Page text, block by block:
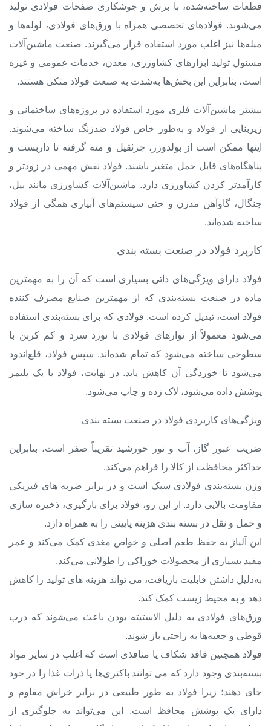
قطعات ساخته‌شده، با برش و جوشکاری صفحات فولادی تولید
می‌شوند. فولادهای تخصصی همراه با ورق‌های فولادی، لوله‌ها و
میله‌ها نیز اغلب مورد استفاده قرار می‌گیرند. صنعت ماشین‌آلات
مسئول تولید ابزارهای کشاورزی، معدن، خدمات عمومی و غیره
است، بنابراین این بخش‌ها به‌شدت به صنعت فولاد متکی هستند.
بیشتر ماشین‌آلات فلزی مورد استفاده در پروژه‌های ساختمانی و
زیربنایی از فولاد و به‌طور خاص فولاد ضدزنگ ساخته می‌شوند.
اینها ممکن است از بولدوزر، جرثقیل و مته گرفته تا داربست و
پناهگاه‌های قابل حمل متغیر باشند. فولاد نقش مهمی در زودتر و
کارآمدتر کردن کشاورزی دارد. ماشین‌آلات کشاورزی مانند بیل،
چنگال، گاوآهن مدرن و حتی سیستم‌های آبیاری همگی از فولاد
ساخته شده‌اند.
کاربرد فولاد در صنعت بسته بندی
فولاد دارای ویژگی‌های ذاتی بسیاری است که آن را به مهمترین
ماده در صنعت بسته‌بندی که از مهمترین صنایع مصرف کننده
فولاد است، تبدیل کرده است. فولادی که برای بسته‌بندی استفاده
می‌شود معمولاً از نوارهای فولادی با نورد سرد و کم کربن با
سطوحی ساخته می‌شود که تمام شده‌اند. سپس فولاد، قلع‌اندود
می‌شود تا خوردگی آن کاهش یابد. در نهایت، فولاد با یک پلیمر
پوشش داده می‌شود، لاک زده و چاپ می‌شود.
ویژگی‌های کاربردی فولاد در صنعت بسته بندی
ضریب عبور گاز، آب و نور خورشید تقریباً صفر است، بنابراین
حداکثر محافظت از کالا را فراهم می‌کند.
وزن بسته‌بندی فولادی سبک است و در برابر ضربه های فیزیکی
مقاومت بالایی دارد. از این رو، فولاد برای بارگیری، ذخیره سازی
و حمل و نقل در بسته بندی هزینه پایینی را به همراه دارد.
این آلیاژ به حفظ طعم اصلی و خواص مغذی کمک می‌کند و عمر
مفید بسیاری از محصولات خوراکی را طولانی می‌کند.
به‌دلیل داشتن قابلیت بازیافت، می تواند هزینه های تولید را کاهش
دهد و به محیط زیست کمک کند.
ورق‌های فولادی به دلیل الاستیته بودن باعث می‌شوند که درب
قوطی و جعبه‌ها به راحتی باز شوند.
فولاد همچنین فاقد شکاف یا منافذی است که اغلب در سایر مواد
بسته‌بندی وجود دارد که می توانند باکتری‌ها یا ذرات غذا را در خود
جای دهند؛ زیرا فولاد به طور طبیعی در برابر خراش مقاوم و
دارای یک پوشش محافظ است. این می‌تواند به جلوگیری از